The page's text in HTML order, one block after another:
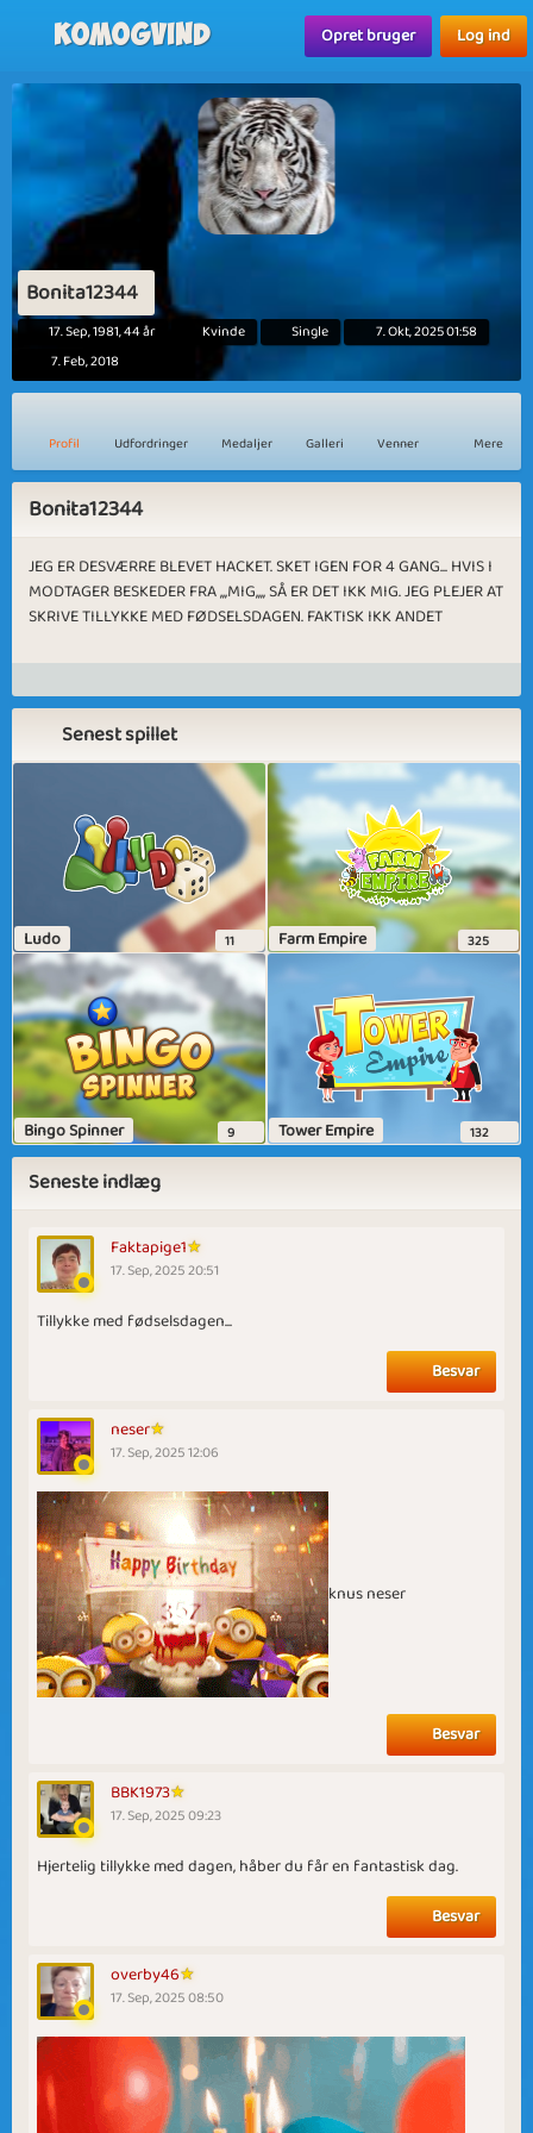
Komogvind Opret bruger Log ind
Bonita12344
17. Sep, 1981, 44 år Kvinde Single
7. Okt, 2025 01:58
7. Feb, 2018
Profil Udfordringer Medaljer Galleri Venner Mere
Bonita12344
JEG ER DESVÆRRE BLEVET HACKET. SKET IGEN FOR 4 GANG... HVIS I
MODTAGER BESKEDER FRA ,,,MIG,,,, SÅ ER DET IKK MIG. JEG PLEJER AT
SKRIVE TILLYKKE MED FØDSELSDAGEN. FAKTISK IKK ANDET
Senest spillet
Ludo 11 Farm Empire 325
Bingo Spinner 9 Tower Empire 132
Seneste indlæg
Faktapige1
17. Sep, 2025 20:51
Tillykke med fødselsdagen...
Besvar
neser
17. Sep, 2025 12:06
knus neser
Besvar
BBK1973
17. Sep, 2025 09:23
Hjertelig tillykke med dagen, håber du får en fantastisk dag.
Besvar
overby46
17. Sep, 2025 08:50